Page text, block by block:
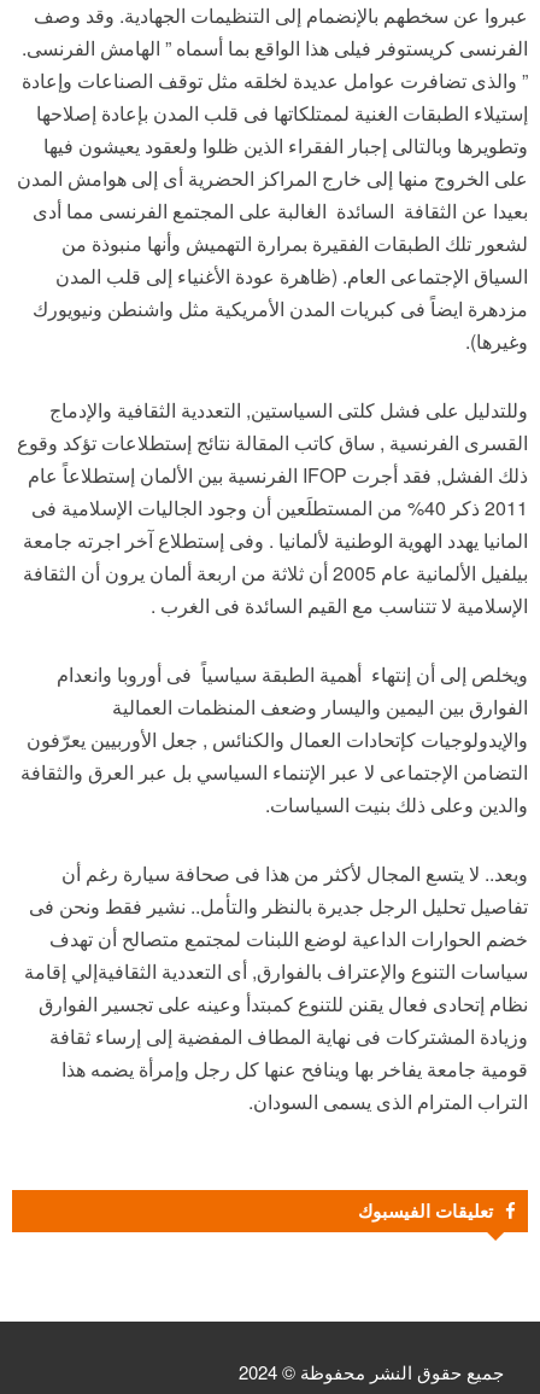
عبروا عن سخطهم بالإنضمام إلى التنظيمات الجهادية. وقد وصف
الفرنسى كريستوفر فيلى هذا الواقع بما أسماه ” الهامش الفرنسى.
” والذى تضافرت عوامل عديدة لخلقه مثل توقف الصناعات وإعادة
إستيلاء الطبقات الغنية لممتلكاتها فى قلب المدن بإعادة إصلاحها
وتطويرها وبالتالى إجبار الفقراء الذين ظلوا ولعقود يعيشون فيها
على الخروج منها إلى خارج المراكز الحضرية أى إلى هوامش المدن
بعيدا عن الثقافة السائدة الغالبة على المجتمع الفرنسى مما أدى
لشعور تلك الطبقات الفقيرة بمرارة التهميش وأنها منبوذة من
السياق الإجتماعى العام. (ظاهرة عودة الأغنياء إلى قلب المدن
مزدهرة ايضاً فى كبريات المدن الأمريكية مثل واشنطن ونيويورك
وغيرها).
وللتدليل على فشل كلتى السياستين, التعددية الثقافية والإدماج
القسرى الفرنسية , ساق كاتب المقالة نتائج إستطلاعات تؤكد وقوع
ذلك الفشل, فقد أجرت IFOP الفرنسية بين الألمان إستطلاعاً عام
2011 ذكر 40% من المستطلَعين أن وجود الجاليات الإسلامية فى
المانيا يهدد الهوية الوطنية لألمانيا . وفى إستطلاع آخر اجرته جامعة
بيلفيل الألمانية عام 2005 أن ثلاثة من اربعة ألمان يرون أن الثقافة
الإسلامية لا تتناسب مع القيم السائدة فى الغرب .
ويخلص إلى أن إنتهاء أهمية الطبقة سياسياً فى أوروبا وانعدام
الفوارق بين اليمين واليسار وضعف المنظمات العمالية
والإيدولوجيات كإتحادات العمال والكنائس , جعل الأوربيين يعرّفون
التضامن الإجتماعى لا عبر الإتنماء السياسي بل عبر العرق والثقافة
والدين وعلى ذلك بنيت السياسات.
وبعد.. لا يتسع المجال لأكثر من هذا فى صحافة سيارة رغم أن
تفاصيل تحليل الرجل جديرة بالنظر والتأمل.. نشير فقط ونحن فى
خضم الحوارات الداعية لوضع اللبنات لمجتمع متصالح أن تهدف
سياسات التنوع والإعتراف بالفوارق, أى التعددية الثقافيةإلي إقامة
نظام إتحادى فعال يقنن للتنوع كمبتدأ وعينه على تجسير الفوارق
وزيادة المشتركات فى نهاية المطاف المفضية إلى إرساء ثقافة
قومية جامعة يفاخر بها وينافح عنها كل رجل وإمرأة يضمه هذا
التراب المترام الذى يسمى السودان.
تعليقات الفيسبوك
جميع حقوق النشر محفوظة © 2024